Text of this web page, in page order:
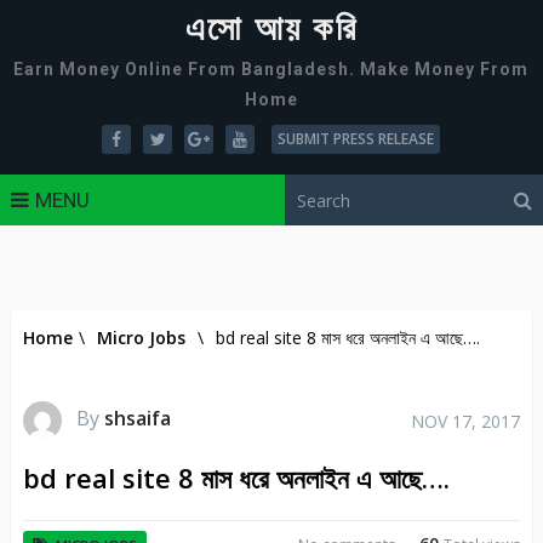
এসো আয় করি
Earn Money Online From Bangladesh. Make Money From
Home
SUBMIT PRESS RELEASE
MENU
Home \ Micro Jobs \ bd real site 8 মাস ধরে অনলাইন এ আছে….
By shsaifa NOV 17, 2017
bd real site 8 মাস ধরে অনলাইন এ আছে….